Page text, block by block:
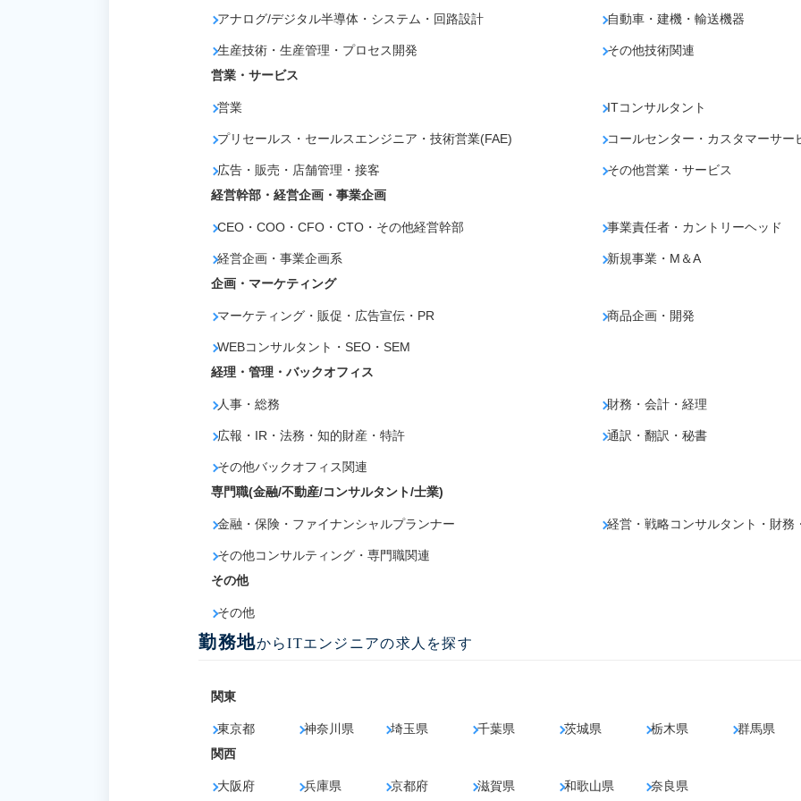
アナログ/デジタル半導体・システム・回路設計 自動車・建機・輸送機器
生産技術・生産管理・プロセス開発
その他技術関連
営業・サービス
営業 ITコンサルタント
プリセールス・セールスエンジニア・技術営業(FAE) コールセンター・カスタマーサー
広告・販売・店舗管理・接客
その他営業・サービス
経営幹部・経営企画・事業企画
CEO・COO・CFO・CTO・その他経営幹部 事業責任者・カントリーヘッド
経営企画・事業企画系
新規事業・M＆A
企画・マーケティング
マーケティング・販促・広告宣伝・PR 商品企画・開発
WEBコンサルタント・SEO・SEM
経理・管理・バックオフィス
人事・総務 財務・会計・経理
広報・IR・法務・知的財産・特許 通訳・翻訳・秘書
その他バックオフィス関連
専門職(金融/不動産/コンサルタント/士業)
金融・保険・ファイナンシャルプランナー 経営・戦略コンサルタント・財務
その他コンサルティング・専門職関連
その他
その他
勤務地からITエンジニアの求人を探す
関東
東京都 神奈川県 埼玉県 千葉県 茨城県 栃木県
群馬県
関西
大阪府 兵庫県 京都府 滋賀県 和歌山県 奈良県